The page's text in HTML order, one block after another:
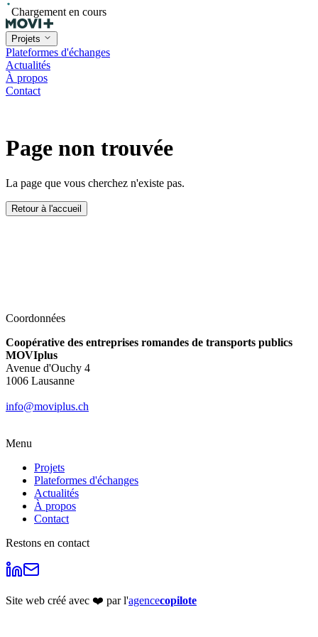
Chargement en cours
Projets
Plateformes d'échanges
Actualités
À propos
Contact
Page non trouvée
La page que vous cherchez n'existe pas.
Retour à l'accueil
Coordonnées
Coopérative des entreprises romandes de transports publics
MOVIplus
Avenue d'Ouchy 4
1006 Lausanne
info@moviplus.ch
Menu
Projets
Plateformes d'échanges
Actualités
À propos
Contact
Restons en contact
Site web créé avec ❤️ par l'agencecopilote